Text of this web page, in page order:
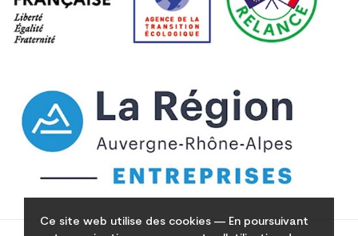
Ce site web utilise des cookies — En poursuivant